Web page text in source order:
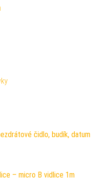
čidlo, budík, datum
– micro B vidlice 1m